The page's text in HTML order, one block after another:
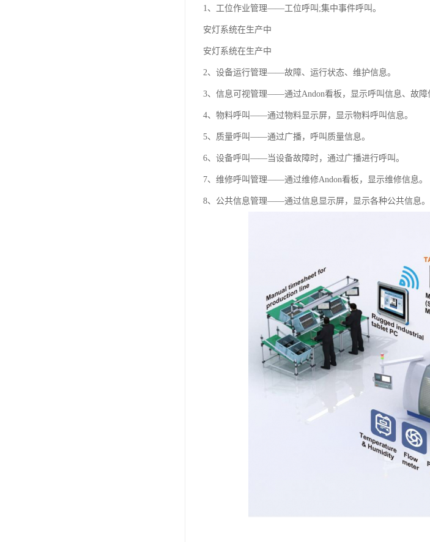
1、工位作业管理——工位呼叫;集中事件呼叫。
安灯系统在生产中
安灯系统在生产中
2、设备运行管理——故障、运行状态、维护信息。
3、信息可视管理——通过Andon看板，显示呼叫信息、故障
4、物料呼叫——通过物料显示屏，显示物料呼叫信息。
5、质量呼叫——通过广播，呼叫质量信息。
6、设备呼叫——当设备故障时，通过广播进行呼叫。
7、维修呼叫管理——通过维修Andon看板，显示维修信息。
8、公共信息管理——通过信息显示屏，显示各种公共信息